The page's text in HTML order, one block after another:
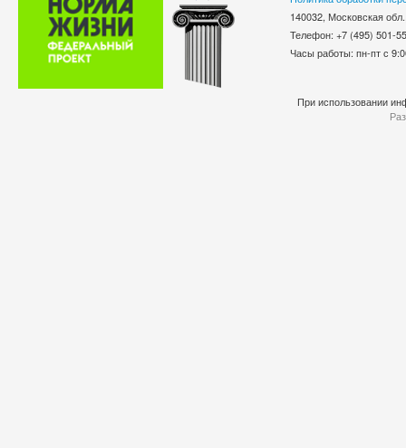
140032, Московская
Телефон: +7 (495)
Часы работы: пн-пт с
При использовании